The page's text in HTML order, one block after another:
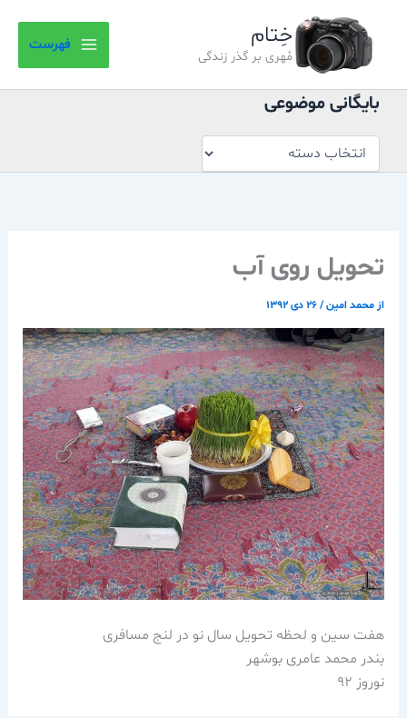
خِتام
مُهری بر گذر زندگی
فهرست
بایگانی موضوعی
موضوعی
تحویل روی آب
از محمد امین/۲۶ دی ۱۳۹۲
هفت سین و لحظه تحویل سال نو در لنج مسافری
بندر محمد عامری بوشهر
نوروز 92